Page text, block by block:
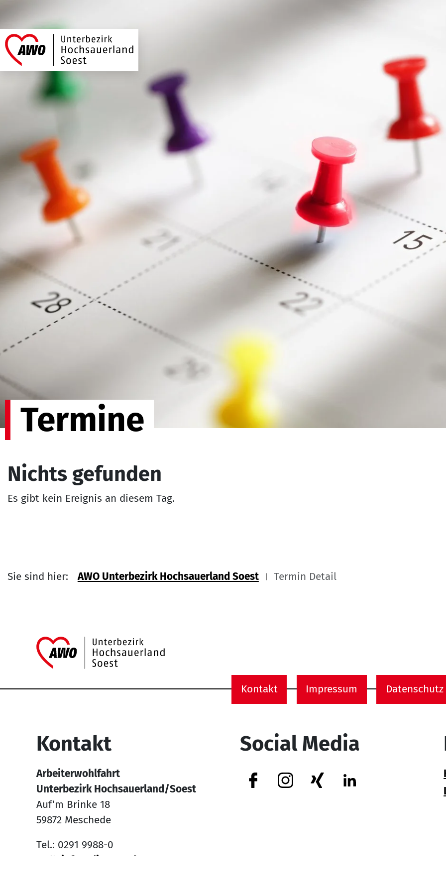
AWO Hochsauerland/Soest | Termin
Termine
Nichts gefunden
Es gibt kein Ereignis an diesem Tag.
Sie sind hier: AWO Unterbezirk Hochsauerland Soest Termin Detail
Service Informationen
Kontakt Impressum Datenschutz
Kontakt
Arbeiterwohlfahrt
Unterbezirk Hochsauerland/Soest
Auf‘m Brinke 18
59872 Meschede
Tel.: 0291 9988-0
Mail: info@die-awo.de
Social Media
FacebookInstagramXing